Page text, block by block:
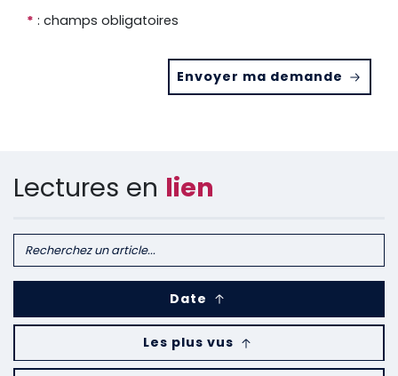
* : champs obligatoires
Envoyer ma demande
Lectures en lien
Date
Les plus vus